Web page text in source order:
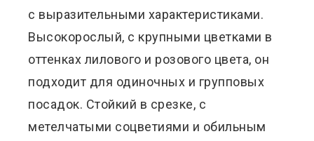
с выразительными характеристиками.
Высокорослый, с крупными цветками в
оттенках лилового и розового цвета, он
подходит для одиночных и групповых
посадок. Стойкий в срезке, с
метелчатыми соцветиями и обильным